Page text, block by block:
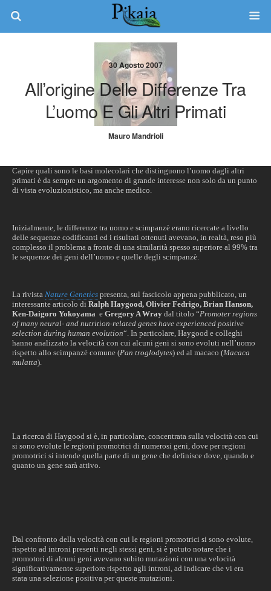
30 Agosto 2007
All’origine Delle Differenze Tra
L’uomo E Gli Altri Primati
Mauro Mandrioli
Capire quali sono le basi molecolari che distinguono l’uomo dagli altri
primati è da sempre un argomento di grande interesse non solo da un punto
di vista evoluzionistico, ma anche medico.
Inizialmente, le differenze tra uomo e scimpanzè erano ricercate a livello
delle sequenze codificanti ed i risultati ottenuti avevano, in realtà, reso più
complesso il problema a fronte di una similarità spesso superiore al 99% tra
le sequenze dei geni dell’uomo e quelle degli scimpanzè.
La rivista Nature Genetics presenta, sul fascicolo appena pubblicato, un
interessante articolo di Ralph Haygood, Olivier Fedrigo, Brian Hanson,
Ken-Daigoro Yokoyama e Gregory A Wray dal titolo “Promoter regions
of many neural- and nutrition-related genes have experienced positive
selection during human evolution“. In particolare, Haygood e colleghi
hanno analizzato la velocità con cui alcuni geni si sono evoluti nell’uomo
rispetto allo scimpanzè comune (Pan troglodytes) ed al macaco (Macaca
mulatta).
La ricerca di Haygood si è, in particolare, concentrata sulla velocità con cui
si sono evolute le regioni promotrici di numerosi geni, dove per regioni
promotrici si intende quella parte di un gene che definisce dove, quando e
quanto un gene sarà attivo.
Dal confronto della velocità con cui le regioni promotrici si sono evolute,
rispetto ad introni presenti negli stessi geni, si è potuto notare che i
promotori di alcuni geni avevano subito mutazioni con una velocità
significativamente superiore rispetto agli introni, ad indicare che vi era
stata una selezione positiva per queste mutazioni.